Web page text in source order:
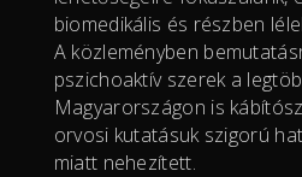
biomedikális és részben
A közleményben
pszichoaktív szerek a
Magyarországon is
orvosi kutatásuk szigorú
miatt nehezített.